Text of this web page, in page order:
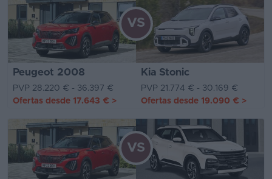
Peugeot 2008 Kia Stonic
VS
PVP 28.220 € - 36.397 €
PVP 21.774 € - 30.169 €
Ofertas desde 17.643 € > Ofertas desde 19.090 € >
VS